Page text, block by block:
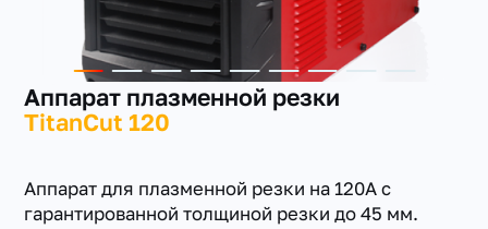
Аппарат плазменной резки
TitanCut 120
Аппарат для плазменной резки на 120А с
гарантированной толщиной резки до 45 мм.